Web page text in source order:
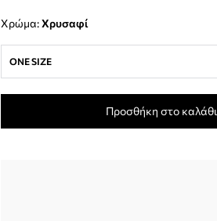
Χρώμα: χρυσαφί
ONE SIZE
Προσθήκη στο καλάθι